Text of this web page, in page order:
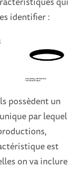
identifier :
possèdent un
par lequel
est
on va inclure